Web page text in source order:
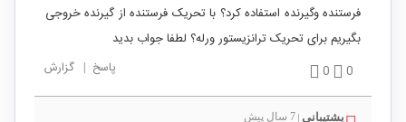
فرستنده وگیرنده استفاده کرد؟ با تحریک فرستنده از گیرنده خروجی
بگیریم برای تحریک ترانزیستور ورله؟ لطفا جواب بدید
0
0 پاسخ | گزارش
پشتیبانی 7 سال پیش